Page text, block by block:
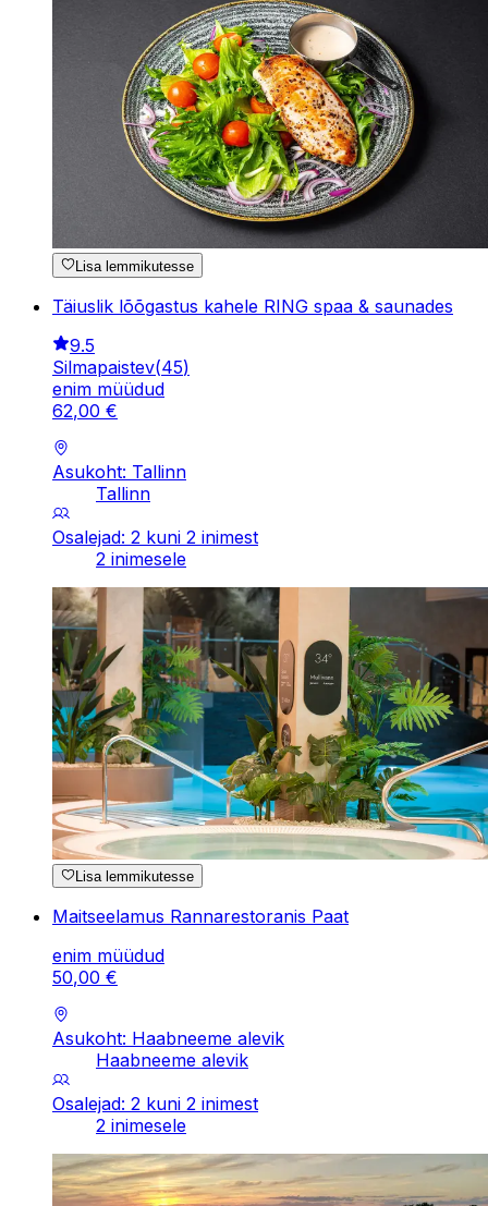
Lisa lemmikutesse
Täiuslik lõõgastus kahele RING spaa & saunades
9.5
Silmapaistev(45)
enim müüdud
62,00 €
Asukoht: Tallinn
Tallinn
Osalejad: 2 kuni 2 inimest
2 inimesele
Lisa lemmikutesse
Maitseelamus Rannarestoranis Paat
enim müüdud
50,00 €
Asukoht: Haabneeme alevik
Haabneeme alevik
Osalejad: 2 kuni 2 inimest
2 inimesele